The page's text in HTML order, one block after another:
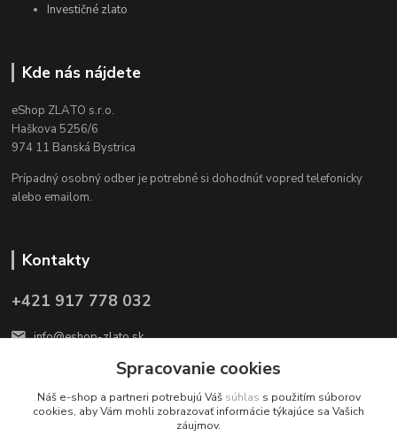
Investičné zlato
Kde nás nájdete
eShop ZLATO s.r.o.
Haškova 5256/6
974 11 Banská Bystrica
Prípadný osobný odber je potrebné si dohodnúť vopred telefonicky
alebo emailom.
Kontakty
+421 917 778 032
info@eshop-zlato.sk
Spracovanie cookies
Náš e-shop a partneri potrebujú Váš súhlas s použitím súborov
cookies, aby Vám mohli zobrazovať informácie týkajúce sa Vašich
záujmov.